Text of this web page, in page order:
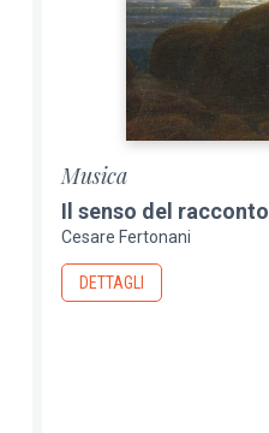
Musica
Il senso del racconto
Cesare Fertonani
DETTAGLI